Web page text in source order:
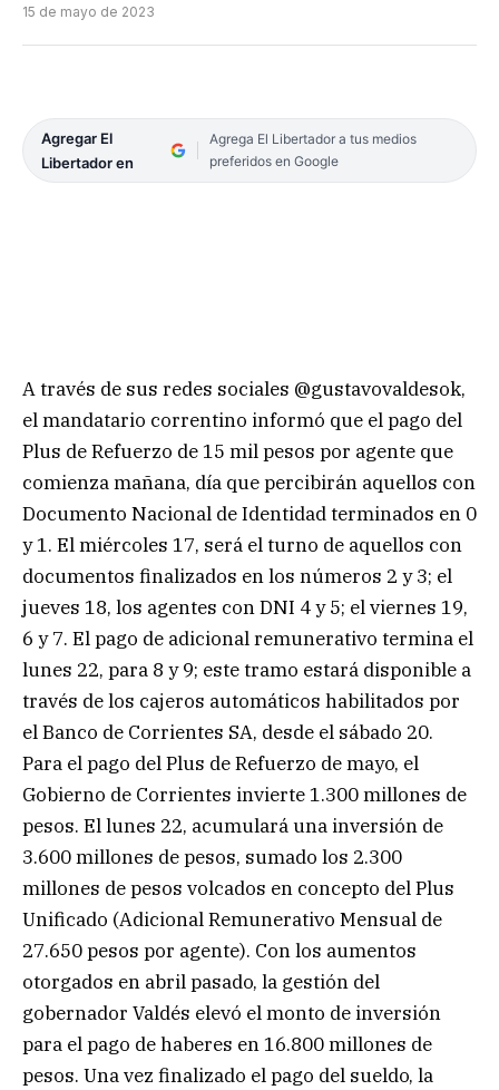
15 de mayo de 2023
Agregar El
Libertador en
Agrega El Libertador a tus medios
preferidos en Google
A través de sus redes sociales @gustavovaldesok,
el mandatario correntino informó que el pago del
Plus de Refuerzo de 15 mil pesos por agente que
comienza mañana, día que percibirán aquellos con
Documento Nacional de Identidad terminados en 0
y 1. El miércoles 17, será el turno de aquellos con
documentos finalizados en los números 2 y 3; el
jueves 18, los agentes con DNI 4 y 5; el viernes 19,
6 y 7. El pago de adicional remunerativo termina el
lunes 22, para 8 y 9; este tramo estará disponible a
través de los cajeros automáticos habilitados por
el Banco de Corrientes SA, desde el sábado 20.
Para el pago del Plus de Refuerzo de mayo, el
Gobierno de Corrientes invierte 1.300 millones de
pesos. El lunes 22, acumulará una inversión de
3.600 millones de pesos, sumado los 2.300
millones de pesos volcados en concepto del Plus
Unificado (Adicional Remunerativo Mensual de
27.650 pesos por agente). Con los aumentos
otorgados en abril pasado, la gestión del
gobernador Valdés elevó el monto de inversión
para el pago de haberes en 16.800 millones de
pesos. Una vez finalizado el pago del sueldo, la